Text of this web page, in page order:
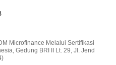
Microfinance Melalui Sertifikasi
Gedung BRI II Lt. 29, Jl. Jend